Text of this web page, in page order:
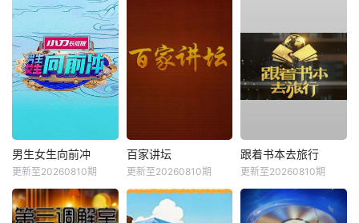
男生女生向前冲
更新至20260810期
百家讲坛
更新至20260810期
跟着书本去旅行
更新至20260810期